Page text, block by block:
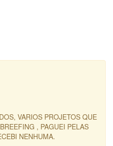
VARIOS PROJETOS QUE
, PAGUEI PELAS
NENHUMA.